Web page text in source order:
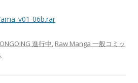
06b.rar
ONGOING 進行中, Raw Manga 一般コミッ
.